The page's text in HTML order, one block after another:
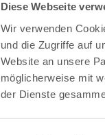
Diese Webseite
Wir verwenden
und die Zugriffe auf
Website an unsere
möglicherweise mit
der Dienste